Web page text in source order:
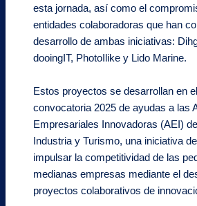
esta jornada, así como el
entidades colaboradoras que han
desarrollo de ambas iniciativas:
dooingIT, PhotoIlike y Lido Marine.
Estos proyectos se desarrollan en
convocatoria 2025 de ayudas a las
Empresariales Innovadoras (AEI)
Industria y Turismo, una iniciativa
impulsar la competitividad de las
medianas empresas mediante el
proyectos colaborativos de